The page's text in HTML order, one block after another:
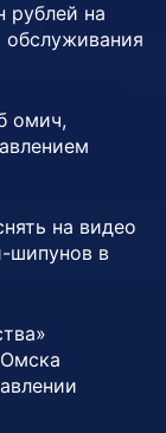
рублей на
обслуживания
омич,
на видео
шипунов в